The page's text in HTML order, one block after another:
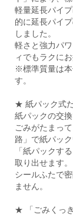
軽量延長パイ
的に延長パイ
しました。
軽さと強力パ
ィでもラクに
※標準質量は
す。
★ 紙パック式
紙パックの交換
ごみがたまっ
路」で紙パッ
「紙パックす
取り出せます。
シールふたで
ません。
★ 「ごみくっ